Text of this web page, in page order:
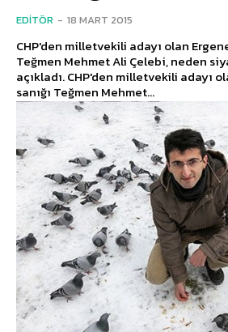
EDITÖR - 18 MART 2015
CHP'den milletvekili adayı olan
Teğmen Mehmet Ali Çelebi, neden
açıkladı. CHP'den milletvekili adayı olan Ergenekon davası
sanığı Teğmen Mehmet...